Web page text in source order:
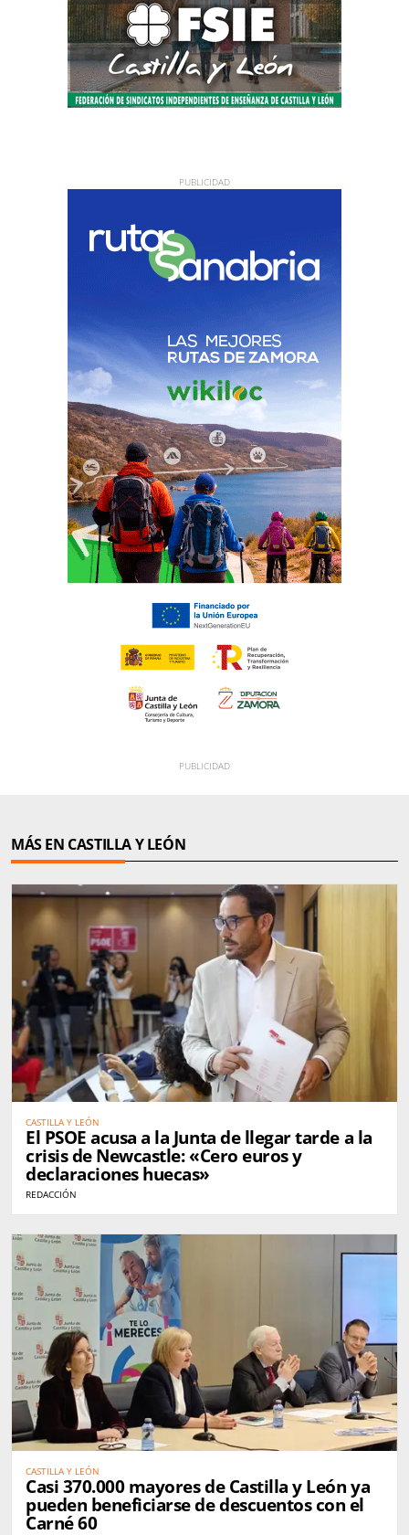
MÁS EN CASTILLA Y LEÓN
CASTILLA Y LEÓN
El PSOE acusa a la Junta de llegar tarde a la
crisis de Newcastle: «Cero euros y
declaraciones huecas»
REDACCIÓN
CASTILLA Y LEÓN
Casi 370.000 mayores de Castilla y León ya
pueden beneficiarse de descuentos con el
Carné 60